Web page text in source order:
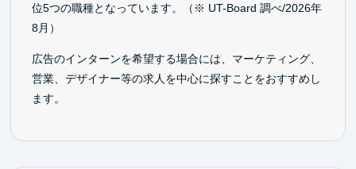
位5つの職種となっています。（※ UT-Board 調べ/2026年
8月）
広告のインターンを希望する場合には、マーケティング、
営業、デザイナー等の求人を中心に探すことをおすすめし
ます。